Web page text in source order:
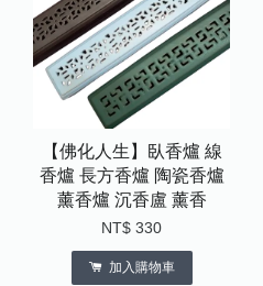
【佛化人生】臥香爐 線
香爐 長方香爐 陶瓷香爐
薰香爐 沉香盧 薰香
NT$ 330
加入購物車